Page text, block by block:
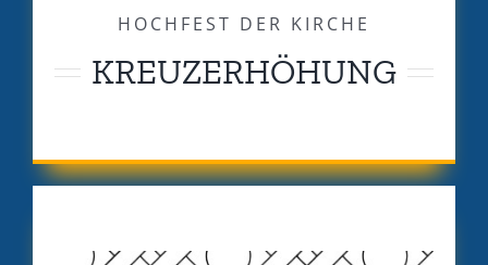
HOCHFEST DER KIRCHE
KREUZERHÖHUNG